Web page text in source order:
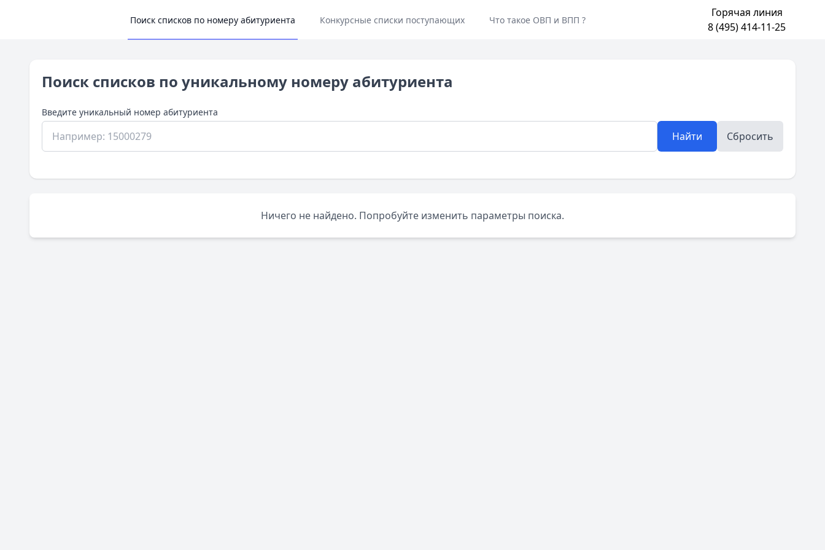
Поиск списков по номеру абитуриента Конкурсные списки поступающих Что такое ОВП и ВПП ?
Горячая линия
8 (495) 414-11-25
Поиск списков по уникальному номеру абитуриента
Введите уникальный номер абитуриента
Найти Сбросить
Ничего не найдено. Попробуйте изменить параметры поиска.